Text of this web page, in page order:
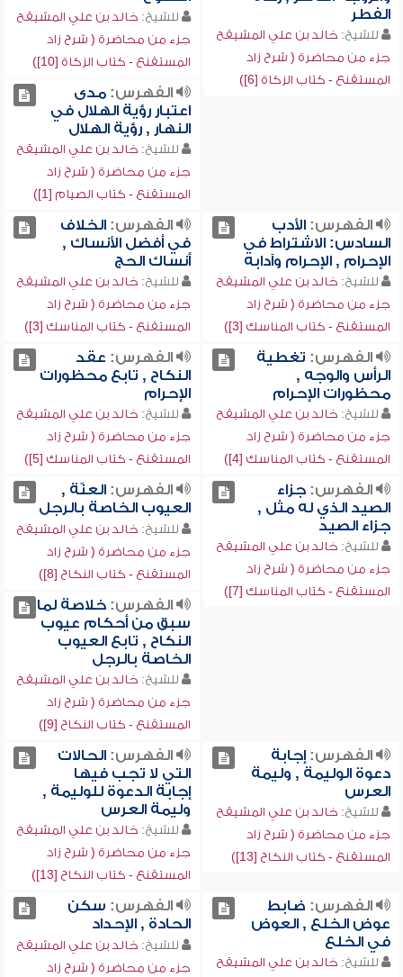
الفطر
للشيخ: خالد بن علي المشيقح
جزء من محاضرة ( شرح زاد
المستقنع - كتاب الزكاة [6])
للشيخ: خالد بن علي المشيقح
جزء من محاضرة ( شرح زاد
المستقنع - كتاب الزكاة [10])
الفهرس:مدى
اعتبار رؤية الهلال في
النهار , رؤية الهلال
للشيخ: خالد بن علي المشيقح
جزء من محاضرة ( شرح زاد
المستقنع - كتاب الصيام [1])
الفهرس:الأدب
السادس: الاشتراط في
الإحرام , الإحرام وآدابه
للشيخ: خالد بن علي المشيقح
جزء من محاضرة ( شرح زاد
المستقنع - كتاب المناسك [3])
الفهرس:الخلاف
في أفضل الأنساك ,
أنساك الحج
للشيخ: خالد بن علي المشيقح
جزء من محاضرة ( شرح زاد
المستقنع - كتاب المناسك [3])
الفهرس: تغطية
الرأس والوجه ,
محظورات الإحرام
للشيخ: خالد بن علي المشيقح
جزء من محاضرة ( شرح زاد
المستقنع - كتاب المناسك [4])
الفهرس: عقد
النكاح , تابع محظورات
الإحرام
للشيخ: خالد بن علي المشيقح
جزء من محاضرة ( شرح زاد
المستقنع - كتاب المناسك [5])
الفهرس:جزاء
الصيد الذي له مثل ,
جزاء الصيد
للشيخ: خالد بن علي المشيقح
جزء من محاضرة ( شرح زاد
المستقنع - كتاب المناسك [7])
الفهرس:العنّة ,
العيوب الخاصة بالرجل
للشيخ: خالد بن علي المشيقح
جزء من محاضرة ( شرح زاد
المستقنع - كتاب النكاح [8])
الفهرس:خلاصة لما
سبق من أحكام عيوب
النكاح , تابع العيوب
الخاصة بالرجل
للشيخ: خالد بن علي المشيقح
جزء من محاضرة ( شرح زاد
المستقنع - كتاب النكاح [9])
الفهرس:إجابة
دعوة الوليمة , وليمة
العرس
للشيخ: خالد بن علي المشيقح
جزء من محاضرة ( شرح زاد
المستقنع - كتاب النكاح [13])
الفهرس:الحالات
التي لا تجب فيها
إجابة الدعوة للوليمة ,
وليمة العرس
للشيخ: خالد بن علي المشيقح
جزء من محاضرة ( شرح زاد
المستقنع - كتاب النكاح [13])
الفهرس: ضابط
عوض الخلع , العوض
في الخلع
للشيخ: خالد بن علي المشيقح
الفهرس: سكن
الحادة , الإحداد
للشيخ: خالد بن علي المشيقح
جزء من محاضرة ( شرح زاد